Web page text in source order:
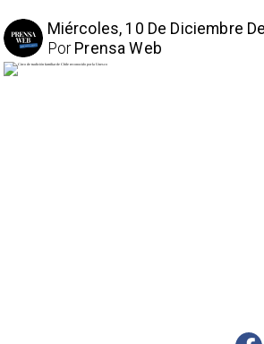
Miércoles, 10 De Diciembre
Prensa Web
Por